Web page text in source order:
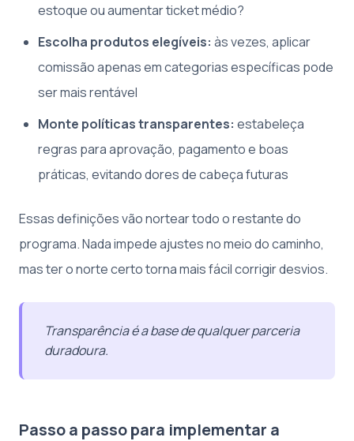
estoque ou aumentar ticket médio?
Escolha produtos elegíveis: às vezes, aplicar
comissão apenas em categorias específicas pode
ser mais rentável
Monte políticas transparentes: estabeleça
regras para aprovação, pagamento e boas
práticas, evitando dores de cabeça futuras
Essas definições vão nortear todo o restante do
programa. Nada impede ajustes no meio do caminho,
mas ter o norte certo torna mais fácil corrigir desvios.
Transparência é a base de qualquer parceria
duradoura.
Passo a passo para implementar a